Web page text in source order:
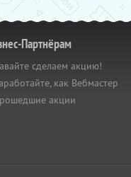
Партнёрам
сделаем акцию!
как Вебмастер
акции